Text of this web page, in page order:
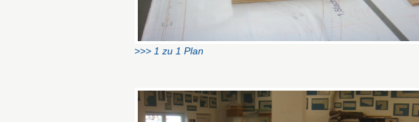
>>> 1 zu 1 Plan